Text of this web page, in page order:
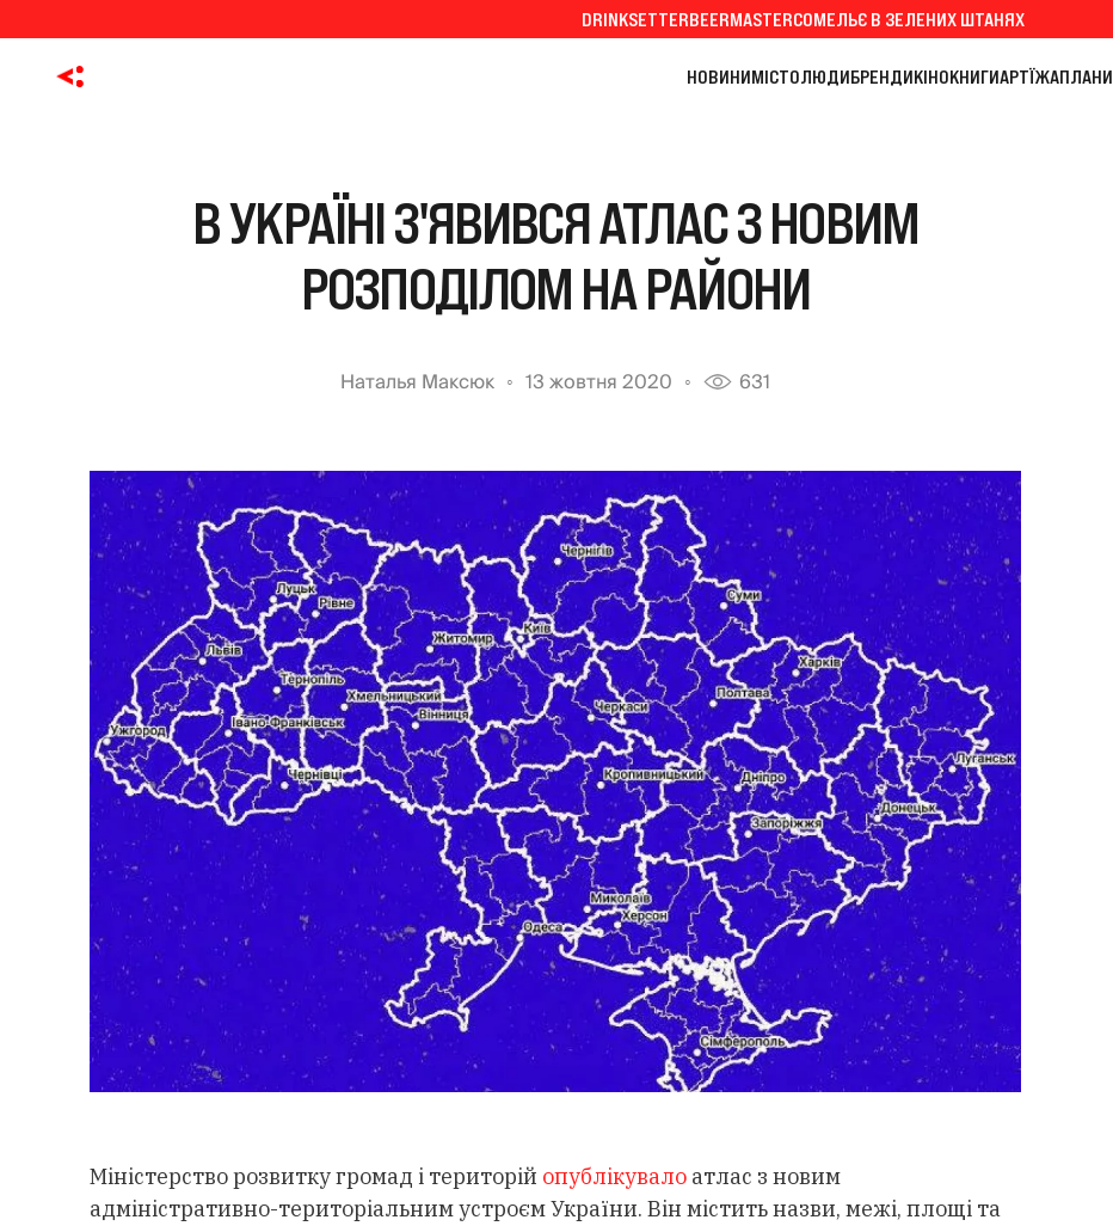
DRINKSETTERBEERMASTERСОМЕЛЬЄ В ЗЕЛЕНИХ ШТАНЯХ
НОВИНИМІСТОЛЮДИБРЕНДИКІНОКНИГИАРТЇЖАПЛАНИ
В УКРАЇНІ З'ЯВИВСЯ АТЛАС З НОВИМ
РОЗПОДІЛОМ НА РАЙОНИ
Наталья Максюк 13 жовтня 2020 631
Міністерство розвитку громад і територій опублікувало атлас з новим
адміністративно-територіальним устроєм України. Він містить назви, межі, площі та